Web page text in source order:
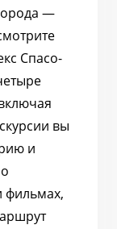
—
Спасо-
вы
и
фильмах,